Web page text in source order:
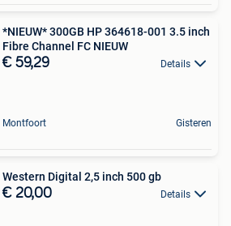
*NIEUW* 300GB HP 364618-001 3.5 inch
Fibre Channel FC NIEUW
€ 59,29 Details
Montfoort Gisteren
Western Digital 2,5 inch 500 gb
€ 20,00 Details